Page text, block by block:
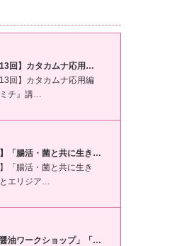
13回】カタカムナ応用…
回】カタカムナ応用編
ミチ』講…
】「腸活・菌と共に生き…
「腸活・菌と共に生き
エリジア…
醤油ワークショップ」「…